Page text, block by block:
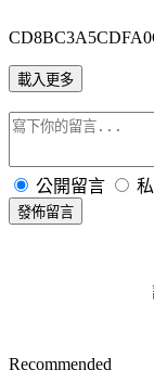
載入更多
公開留言
發佈留言
Recommended